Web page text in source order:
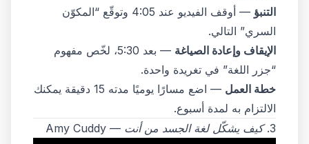
التنبؤ
— أوقف الفيديو عند 4:05 وتوقّع “المكوّن
السري” التالي.
الإيقاف وإعادة الصياغة
— بعد 5:30، لخّص مفهوم
“جزر اللغة” في تغريدة واحدة.
خطة العمل
— اضع مسارًا يوميًا مدته 15 دقيقة يمكنك
الالتزام به لمدة أسبوع.
3. كيف يشكّل لغة الجسد من أنت — Amy Cuddy